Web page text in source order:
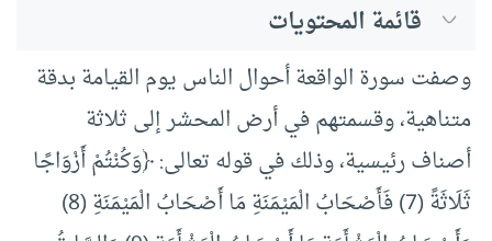
قائمة المحتويات
وصفت سورة الواقعة أحوال الناس يوم القيامة بدقة
متناهية، وقسمتهم في أرض المحشر إلى ثلاثة
أصناف رئيسية، وذلك في قوله تعالى: ﴿وَكُنْتُمْ أَزْوَاجًا
ثَلَاثَةً (7) فَأَصْحَابُ الْمَيْمَنَةِ مَا أَصْحَابُ الْمَيْمَنَةِ (8)